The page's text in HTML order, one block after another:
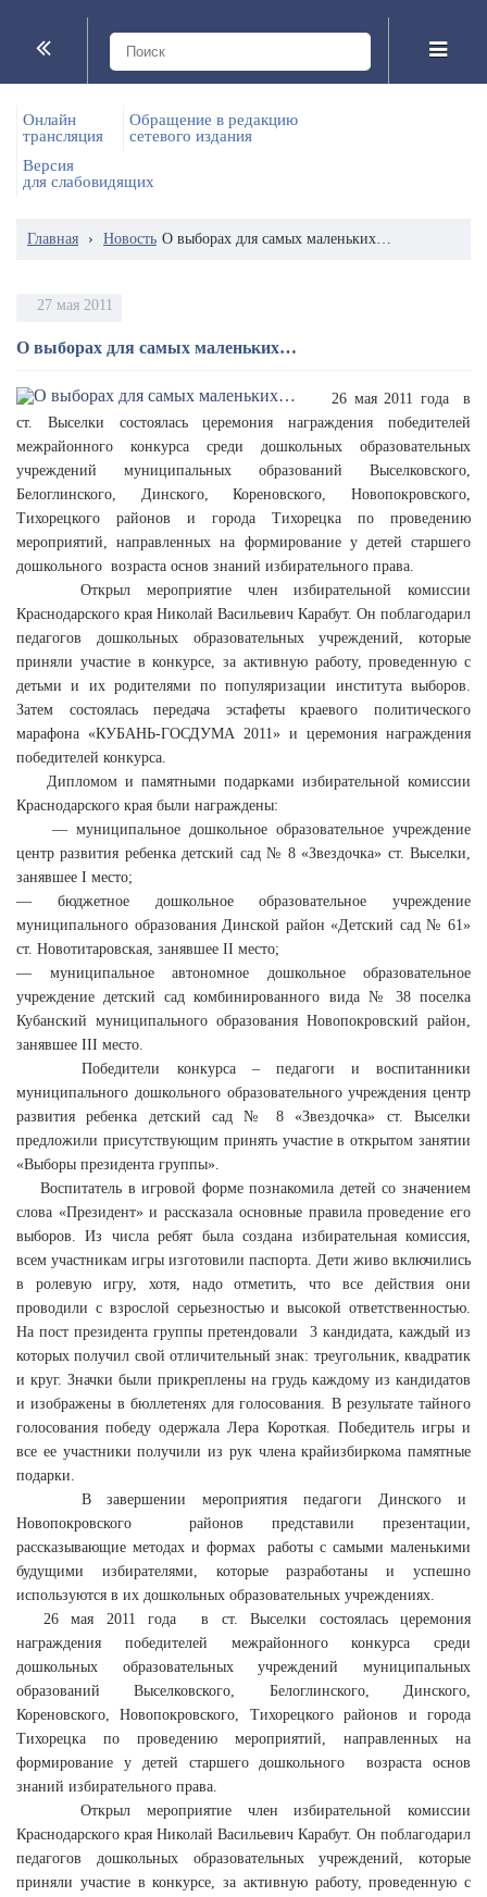
Онлайн
трансляция
Обращение в редакцию
сетевого издания
Версия
для слабовидящих
Главная › Новость О выборах для самых маленьких…
27 мая 2011
О выборах для самых маленьких…
26 мая 2011 года в
ст. Выселки состоялась церемония награждения победителей
межрайонного конкурса среди дошкольных образовательных
учреждений муниципальных образований Выселковского,
Белоглинского, Динского, Кореновского, Новопокровского,
Тихорецкого районов и города Тихорецка по проведению
мероприятий, направленных на формирование у детей старшего
дошкольного возраста основ знаний избирательного права.
Открыл мероприятие член избирательной комиссии
Краснодарского края Николай Васильевич Карабут. Он поблагодарил
педагогов дошкольных образовательных учреждений, которые
приняли участие в конкурсе, за активную работу, проведенную с
детьми и их родителями по популяризации института выборов.
Затем состоялась передача эстафеты краевого политического
марафона «КУБАНЬ-ГОСДУМА 2011» и церемония награждения
победителей конкурса.
Дипломом и памятными подарками избирательной комиссии
Краснодарского края были награждены:
— муниципальное дошкольное образовательное учреждение
центр развития ребенка детский сад № 8 «Звездочка» ст. Выселки,
занявшее I место;
— бюджетное дошкольное образовательное учреждение
муниципального образования Динской район «Детский сад № 61»
ст. Новотитаровская, занявшее II место;
— муниципальное автономное дошкольное образовательное
учреждение детский сад комбинированного вида № 38 поселка
Кубанский муниципального образования Новопокровский район,
занявшее III место.
Победители конкурса – педагоги и воспитанники
муниципального дошкольного образовательного учреждения центр
развития ребенка детский сад № 8 «Звездочка» ст. Выселки
предложили присутствующим принять участие в открытом занятии
«Выборы президента группы».
Воспитатель в игровой форме познакомила детей со значением
слова «Президент» и рассказала основные правила проведение его
выборов. Из числа ребят была создана избирательная комиссия,
всем участникам игры изготовили паспорта. Дети живо включились
в ролевую игру, хотя, надо отметить, что все действия они
проводили с взрослой серьезностью и высокой ответственностью.
На пост президента группы претендовали 3 кандидата, каждый из
которых получил свой отличительный знак: треугольник, квадратик
и круг. Значки были прикреплены на грудь каждому из кандидатов
и изображены в бюллетенях для голосования. В результате тайного
голосования победу одержала Лера Короткая. Победитель игры и
все ее участники получили из рук члена крайизбиркома памятные
подарки.
В завершении мероприятия педагоги Динского и
Новопокровского районов представили презентации,
рассказывающие методах и формах работы с самыми маленькими
будущими избирателями, которые разработаны и успешно
используются в их дошкольных образовательных учреждениях.
26 мая 2011 года в ст. Выселки состоялась церемония
награждения победителей межрайонного конкурса среди
дошкольных образовательных учреждений муниципальных
образований Выселковского, Белоглинского, Динского,
Кореновского, Новопокровского, Тихорецкого районов и города
Тихорецка по проведению мероприятий, направленных на
формирование у детей старшего дошкольного возраста основ
знаний избирательного права.
Открыл мероприятие член избирательной комиссии
Краснодарского края Николай Васильевич Карабут. Он поблагодарил
педагогов дошкольных образовательных учреждений, которые
приняли участие в конкурсе, за активную работу, проведенную с